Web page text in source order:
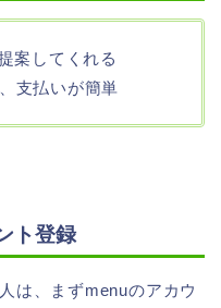
案してくれる
支払いが簡単
ト登録
は、まずmenuのアカウ